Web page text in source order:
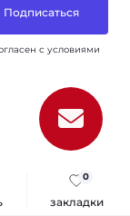
закладки
0
Подписаться
с условиями